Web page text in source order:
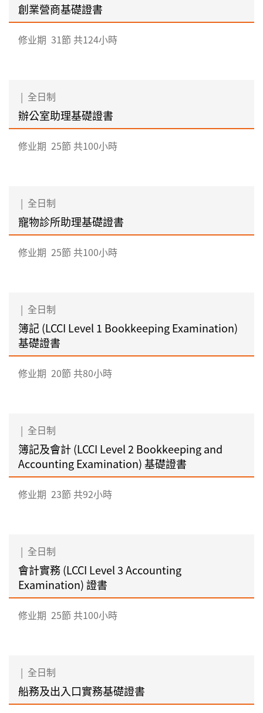
創業營商基礎證書
修业期 31節 共124小時
| 全日制
辦公室助理基礎證書
修业期 25節 共100小時
| 全日制
寵物診所助理基礎證書
修业期 25節 共100小時
| 全日制
簿記 (LCCI Level 1 Bookkeeping Examination)
基礎證書
修业期 20節 共80小時
| 全日制
簿記及會計 (LCCI Level 2 Bookkeeping and
Accounting Examination) 基礎證書
修业期 23節 共92小時
| 全日制
會計實務 (LCCI Level 3 Accounting
Examination) 證書
修业期 25節 共100小時
| 全日制
船務及出入口實務基礎證書